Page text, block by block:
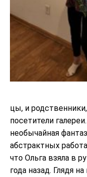
цы, и
посетители
необычайная
абстрактных
что Ольга взяла в
года назад. Глядя